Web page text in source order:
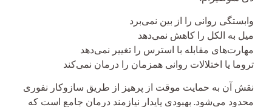
وابستگی روانی را از بین نمی‌برد
میل به الکل را کاهش نمی‌دهد
مهارت‌های مقابله با استرس را تغییر نمی‌دهد
تروما یا اختلالات روانی همزمان را درمان نمی‌کند
نقش آن به حمایت موقت از پرهیز از طریق سازوکار نفوری
محدود می‌شود. بهبودی پایدار نیازمند درمان جامع است که